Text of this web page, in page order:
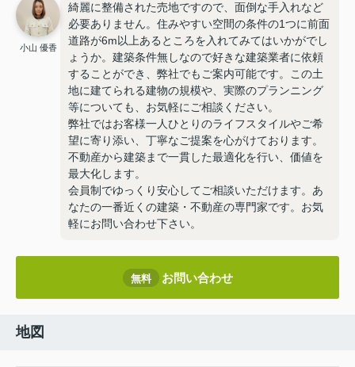
小山 優香
綺麗に整備された売地ですので、面倒な手入れなど
必要ありません。住みやすい空間の条件の1つに前面
道路が6m以上あるところを入れてみてはいかがでし
ょうか。建築条件無しなので好きな建築業者に依頼
することができ、弊社でもご案内可能です。この土
地に建てられる建物の規模や、実際のプランニング
等についても、お気軽にご相談ください。
弊社ではお客様一人ひとりのライフスタイルやご希
望に寄り添い、丁寧なご提案を心がけております。
不動産から建築まで一貫した最適化を行い、価値を
最大化します。
会員制でゆっくり安心してご相談いただけます。あ
なたの一番近くの建築・不動産の専門家です。お気
軽にお問い合わせ下さい。
無料 お問い合わせ
地図